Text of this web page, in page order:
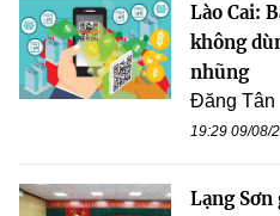
Lào Cai:
không
nhũng
Đăng Tân
19:29 09/08/
Lạng